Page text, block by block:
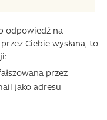
odpowiedź na
Ciebie wysłana, to
przez
jako adresu